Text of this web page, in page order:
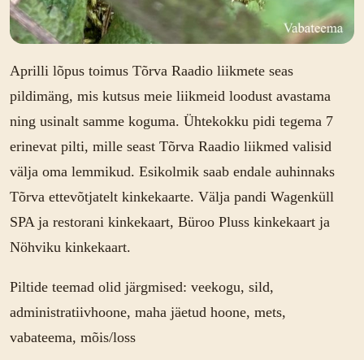
Aprilli lõpus toimus Tõrva Raadio liikmete seas
pildimäng, mis kutsus meie liikmeid loodust avastama
ning usinalt samme koguma. Ühtekokku pidi tegema 7
erinevat pilti, mille seast Tõrva Raadio liikmed valisid
välja oma lemmikud. Esikolmik saab endale auhinnaks
Tõrva ettevõtjatelt kinkekaarte. Välja pandi Wagenküll
SPA ja restorani kinkekaart, Büroo Pluss kinkekaart ja
Nöhviku kinkekaart.
Piltide teemad olid järgmised: veekogu, sild,
administratiivhoone, maha jäetud hoone, mets,
vabateema, mõis/loss